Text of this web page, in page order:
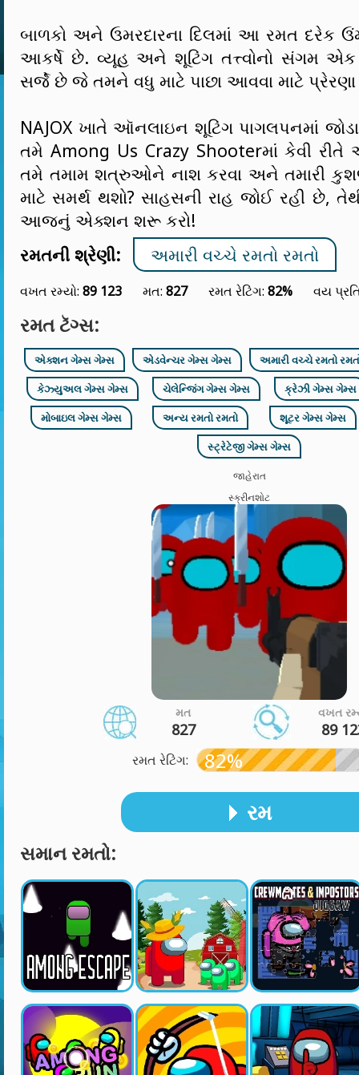
બાળકો અને ઉમરદારના દિલમાં આ રમત દરેક
આકર્ષે છે. વ્યૂહ અને શૂટિંગ તત્ત્વોનો સંગમ
સર્જે છે જે તમને વધુ માટે પાછા આવવા માટે
NAJOX ખાતે ઑનલાઇન શૂટિંગ પાગલપનમાં
તમે Among Us Crazy Shooterમાં કેવી
તમે તમામ શત્રુઓને નાશ કરવા અને તમારી
માટે સમર્થ થશો? સાહસની રાહ જોઈ રહી છે,
આજનું એક્શન શરૂ કરો!
રમતની શ્રેણી:
અમારી વચ્ચે રમતો રમતો
વખત રમ્યો: 89 123 મત: 827 રમત રેટિંગ: 82% વય
રમત ટૅગ્સ:
એક્શન ગેમ્સ ગેમ્સ એડવેન્ચર ગેમ્સ ગેમ્સ
અમારી વચ્ચે રમતો
કેઝ્યુઅલ ગેમ્સ ગેમ્સ
ચેલેન્જિંગ ગેમ્સ ગેમ્સ
ક્રેઝી ગેમ્સ ગેમ્સ
મોબાઇલ ગેમ્સ ગેમ્સ
અન્ય રમતો રમતો
શૂટર ગેમ્સ ગેમ્સ
સ્ટ્રેટેજી ગેમ્સ ગેમ્સ
જાહેરાત
સ્ક્રીનશોટ
મત
827
વખત
89
રમત રેટિંગ: 82%
રમ
સમાન રમતો: